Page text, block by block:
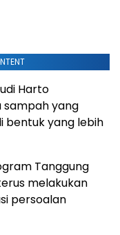
Harto
yang
bentuk yang lebih
Tanggung
melakukan
persoalan